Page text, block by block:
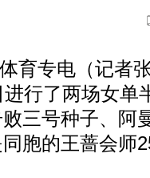
专电（记者
行了两场女单
三号种子、阿
胞的王蔷会师